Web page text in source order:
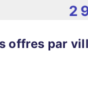
2
offres par